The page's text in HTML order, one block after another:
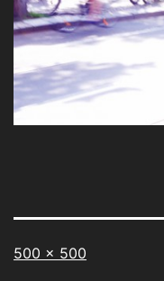
Taille
500 × 500